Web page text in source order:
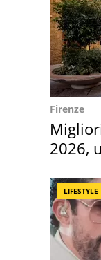
Firenze
2026,
LIFESTYLE